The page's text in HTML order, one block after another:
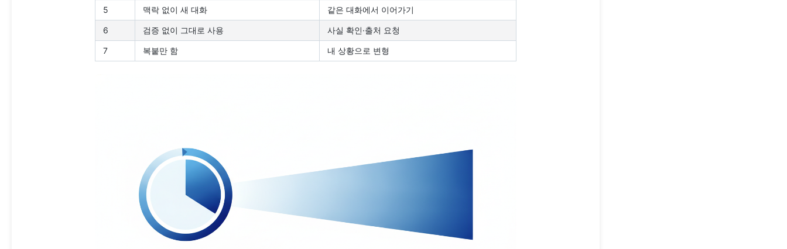
5 맥락 없이 새 대화 같은 대화에서 이어가기
6 검증 없이 그대로 사용 사실 확인·출처 요청
7 복붙만 함 내 상황으로 변형